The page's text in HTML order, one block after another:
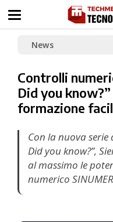
News
Controlli
Did you
formazione
Con la nuova serie
Did you know?”,
al massimo le
numerico